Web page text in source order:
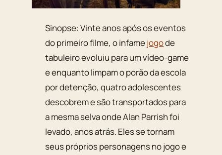
Sinopse: Vinte anos após os eventos
do primeiro filme, o infamejogode
tabuleiro evoluiu para um vídeo-game
e enquanto limpam o porão da escola
por detenção, quatro adolescentes
descobrem e são transportados para
a mesma selva onde Alan Parrish foi
levado, anos atrás. Eles se tornam
seus próprios personagens no jogo e